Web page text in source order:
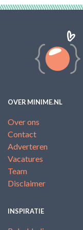
OVER MINIME.NL
Over ons
Contact
Adverteren
Vacatures
Team
Disclaimer
INSPIRATIE